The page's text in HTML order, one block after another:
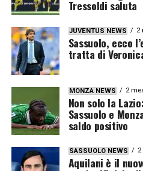
Tressoldi saluta
JUVENTUS NEWS 2
Sassuolo, ecco
tratta di
MONZA NEWS 2
Non solo la
Sassuolo e
saldo positivo
SASSUOLO NEWS
Aquilani è il